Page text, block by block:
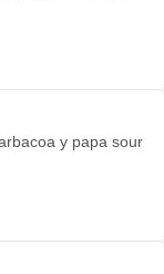
y papa sour